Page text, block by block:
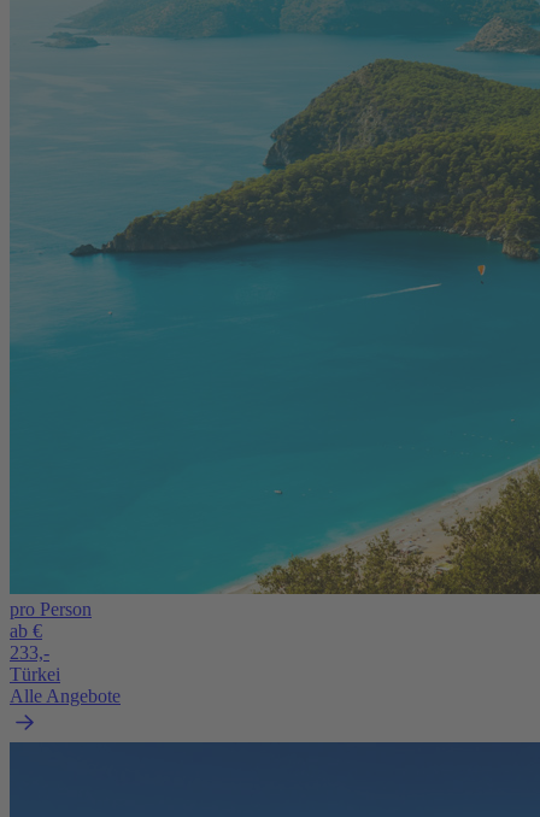
pro Person
ab €
233,-
Türkei
Alle Angebote